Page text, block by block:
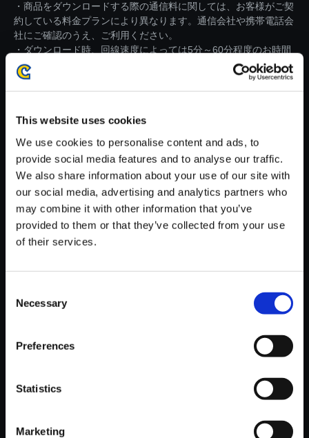
This website uses cookies
We use cookies to personalise content and ads, to
provide social media features and to analyse our traffic.
We also share information about your use of our site with
our social media, advertising and analytics partners who
may combine it with other information that you’ve
provided to them or that they’ve collected from your use
of their services.
Selection
Necessary
Preferences
Statistics
Marketing
・商品をダウンロードする際の通信料に関しては、お客様がご契
約している料金プランにより異なります。通信会社や携帯電話会
社にご確認のうえ、ご利用ください。
・ダウンロード時、回線速度によっては5分～60分程度のお時間
がかかる場合がございます。
※ご購入いただいたファイルのダウンロードの際には、通信環境
が安定しているWifi環境でお試しください。
【単曲】帰ってきた 魔界村 オリ
ジナル・サウンドトラック プロ
ローグ
おすすめ商品